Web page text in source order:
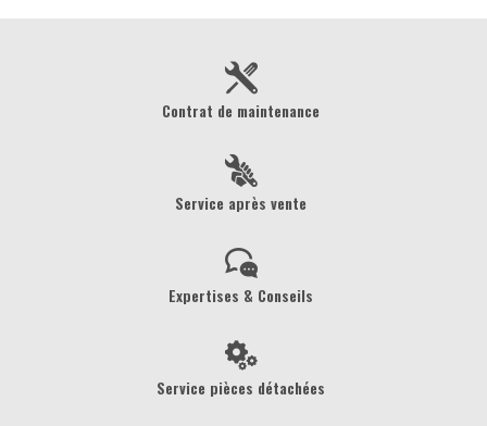
Contrat de maintenance
Service après vente
Expertises & Conseils
Service pièces détachées